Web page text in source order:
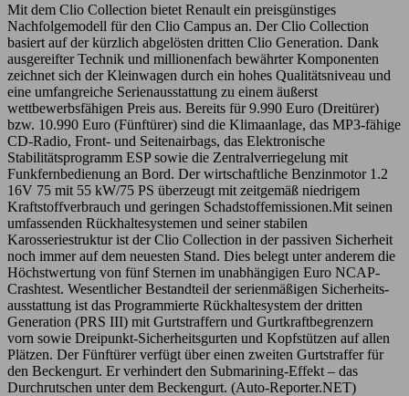
Mit dem Clio Collection bietet Renault ein preisgünstiges
Nachfolgemodell für den Clio Campus an. Der Clio Collection
basiert auf der kürzlich abgelösten dritten Clio Generation. Dank
ausgereifter Technik und millionenfach bewährter Komponenten
zeichnet sich der Kleinwagen durch ein hohes Qualitätsniveau und
eine umfangreiche Serienausstattung zu einem äußerst
wettbewerbsfähigen Preis aus. Bereits für 9.990 Euro (Dreitürer)
bzw. 10.990 Euro (Fünftürer) sind die Klimaanlage, das MP3-fähige
CD-Radio, Front- und Seiten­airbags, das Elektronische
Stabilitätsprogramm ESP sowie die Zentralverriegelung mit
Funkfernbedienung an Bord. Der wirtschaftliche Benzinmotor 1.2
16V 75 mit 55 kW/75 PS überzeugt mit zeitgemäß niedrigem
Kraftstoff­verbrauch und geringen Schadstoffemissionen.Mit seinen
umfassenden Rückhaltesystemen und seiner stabilen
Karosseriestruktur ist der Clio Collection in der passiven Sicherheit
noch immer auf dem neuesten Stand. Dies belegt unter anderem die
Höchstwertung von fünf Sternen im unabhängigen Euro NCAP-
Crashtest. Wesentlicher Bestandteil der serien­mäßigen Sicher­heits­
ausstattung ist das Programmierte Rückhaltesystem der dritten
Generation (PRS III) mit Gurtstraffern und Gurtkraft­begrenzern
vorn sowie Dreipunkt-Sicherheitsgurten und Kopf­stützen auf allen
Plätzen. Der Fünftürer verfügt über einen zweiten Gurtstraffer für
den Beckengurt. Er verhindert den Submarining-Effekt – das
Durchrutschen unter dem Beckengurt. (Auto-Reporter.NET)